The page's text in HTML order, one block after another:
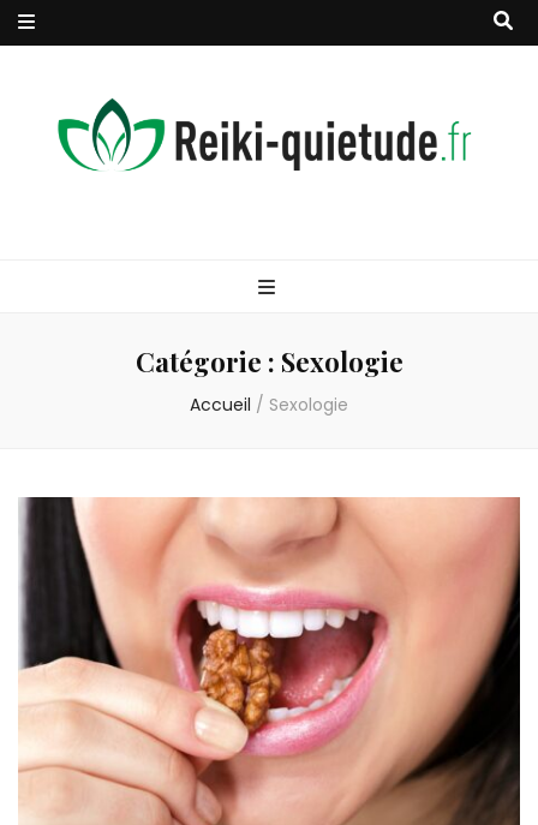
Catégorie : Sexologie
Accueil / Sexologie